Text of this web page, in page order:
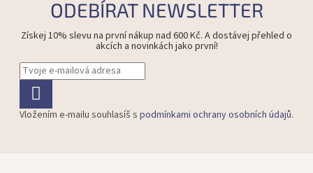
a
í
p
v
ODEBÍRAT NEWSLETTER
Získej 10% slevu na první nákup nad 600 Kč. A dostávej přehled o
akcích a novinkách jako první!
Vložením e-mailu souhlasíš s podmínkami ochrany osobních údajů.